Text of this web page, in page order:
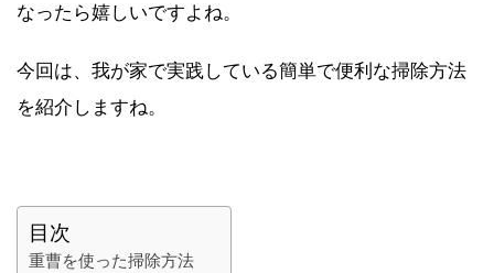
なったら嬉しいですよね。
今回は、我が家で実践している簡単で便利な掃除方法
を紹介しますね。
目次
重曹を使った掃除方法